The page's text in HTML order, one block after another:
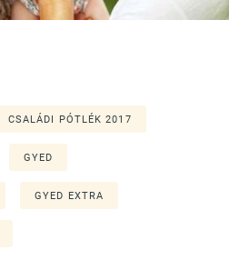
CSALÁDI PÓTLÉK 2017
GYED
GYED EXTRA